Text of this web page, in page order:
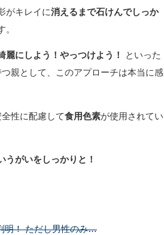
がキレイに消えるまで石けんでしっか
麗にしよう！やっつけよう！
といった
親として、このアプローチは本当に感
性に配慮して食用色素が使用されてい
うがいをしっかりと！
明！ ただし男性のみ…